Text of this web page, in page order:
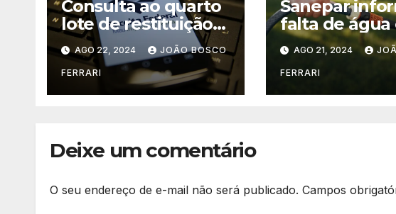
Consulta ao quarto
lote de restituição
do IRPF será aberta
às 10 horas desta
sexta
AGO 22, 2024 JOÃO BOSCO
FERRARI
Sanepar
falta de água
bairros de
região
AGO 21, 2024
FERRARI
Deixe um comentário
O seu endereço de e-mail não será publicado. Campos